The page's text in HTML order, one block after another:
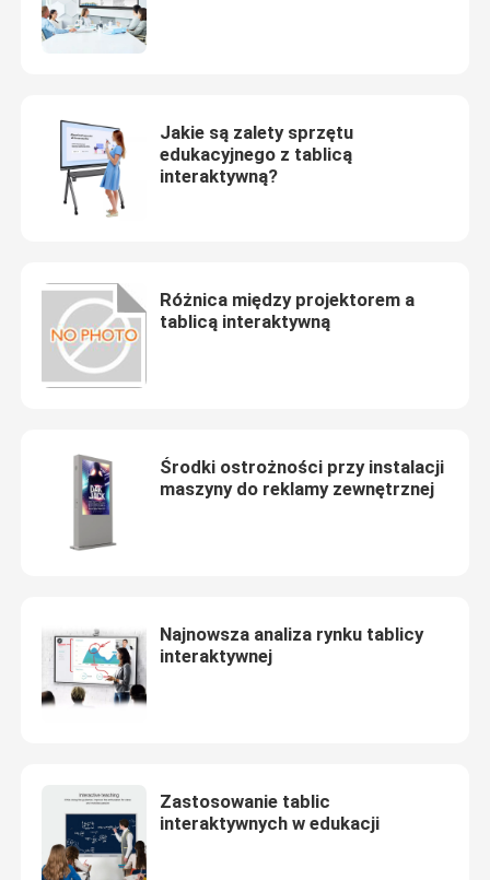
Kontrola jakości
Poprosić o wycenę
55-calowa inteligentna tablica
65-calowa inteligentna tablica
85-calowa inteligentna tablica
98-calowy interaktywny wyświetlacz
105-calowa inteligentna tablica
Inteligentna tablica o przekątnej 110 cali
Jakie są zalety sprzętu
edukacyjnego z tablicą
interaktywną?
Różnica między projektorem a
tablicą interaktywną
Środki ostrożności przy instalacji
maszyny do reklamy zewnętrznej
Najnowsza analiza rynku tablicy
interaktywnej
Zastosowanie tablic
interaktywnych w edukacji